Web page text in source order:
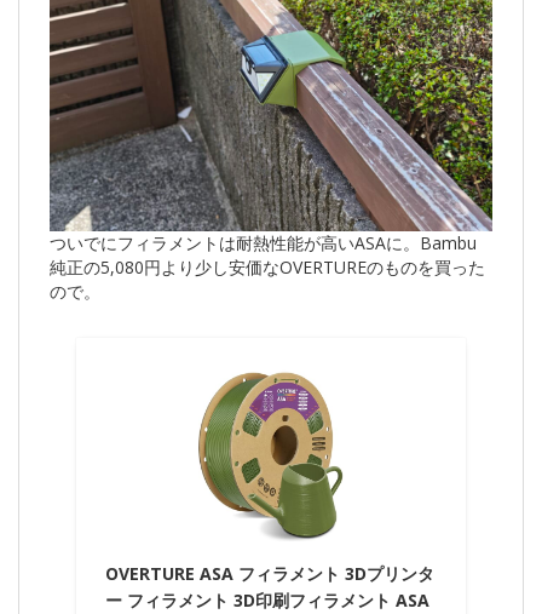
ついでにフィラメントは耐熱性能が高いASAに。Bambu
純正の5,080円より少し安価なOVERTUREのものを買った
ので。
OVERTURE ASA フィラメント 3Dプリンタ
ー フィラメント 3D印刷フィラメント ASA